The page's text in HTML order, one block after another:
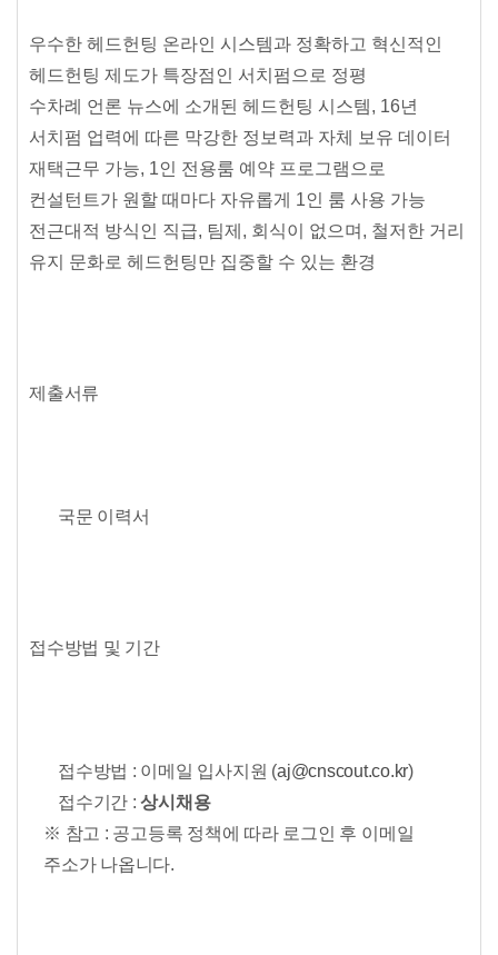
우수한 헤드헌팅 온라인 시스템과 정확하고 혁신적인
헤드헌팅 제도가 특장점인 서치펌으로 정평
수차례 언론 뉴스에 소개된 헤드헌팅 시스템, 16년
서치펌 업력에 따른 막강한 정보력과 자체 보유 데이터
재택근무 가능, 1인 전용룸 예약 프로그램으로
컨설턴트가 원할 때마다 자유롭게 1인 룸 사용 가능
전근대적 방식인 직급, 팀제, 회식이 없으며, 철저한 거리
유지 문화로 헤드헌팅만 집중할 수 있는 환경
제출서류
국문 이력서
접수방법 및 기간
접수방법 : 이메일 입사지원 (aj@cnscout.co.kr)
접수기간 :상시채용
※ 참고 : 공고등록 정책에 따라 로그인 후 이메일
주소가 나옵니다.